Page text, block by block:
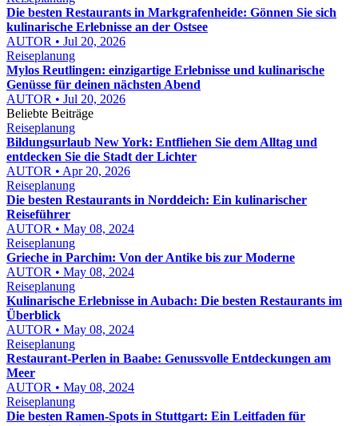
Die besten Restaurants in Markgrafenheide: Gönnen Sie sich
kulinarische Erlebnisse an der Ostsee
AUTOR • Jul 20, 2026
Reiseplanung
Mylos Reutlingen: einzigartige Erlebnisse und kulinarische
Genüsse für deinen nächsten Abend
AUTOR • Jul 20, 2026
Beliebte Beiträge
Reiseplanung
Bildungsurlaub New York: Entfliehen Sie dem Alltag und
entdecken Sie die Stadt der Lichter
AUTOR • Apr 20, 2026
Reiseplanung
Die besten Restaurants in Norddeich: Ein kulinarischer
Reiseführer
AUTOR • May 08, 2024
Reiseplanung
Grieche in Parchim: Von der Antike bis zur Moderne
AUTOR • May 08, 2024
Reiseplanung
Kulinarische Erlebnisse in Aubach: Die besten Restaurants im
Überblick
AUTOR • May 08, 2024
Reiseplanung
Restaurant-Perlen in Baabe: Genussvolle Entdeckungen am
Meer
AUTOR • May 08, 2024
Reiseplanung
Die besten Ramen-Spots in Stuttgart: Ein Leitfaden für